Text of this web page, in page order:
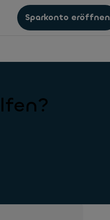
Sparkonto eröffnen